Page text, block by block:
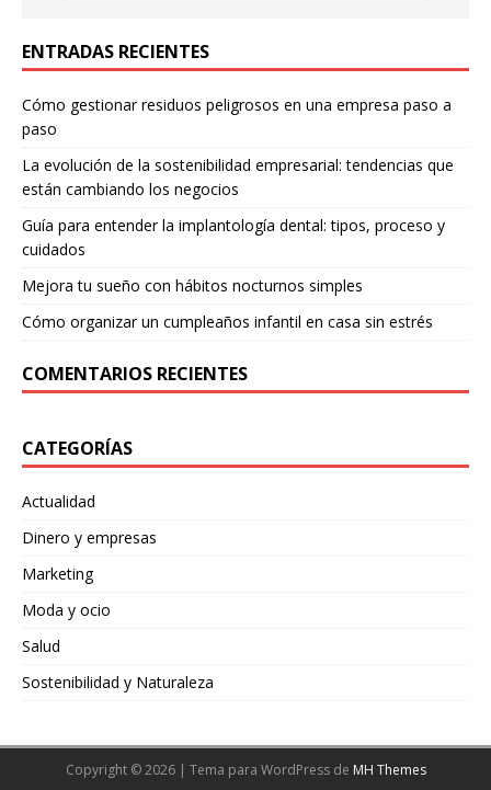
ENTRADAS RECIENTES
Cómo gestionar residuos peligrosos en una empresa paso a
paso
La evolución de la sostenibilidad empresarial: tendencias que
están cambiando los negocios
Guía para entender la implantología dental: tipos, proceso y
cuidados
Mejora tu sueño con hábitos nocturnos simples
Cómo organizar un cumpleaños infantil en casa sin estrés
COMENTARIOS RECIENTES
CATEGORÍAS
Actualidad
Dinero y empresas
Marketing
Moda y ocio
Salud
Sostenibilidad y Naturaleza
Copyright © 2026 | Tema para WordPress de MH Themes